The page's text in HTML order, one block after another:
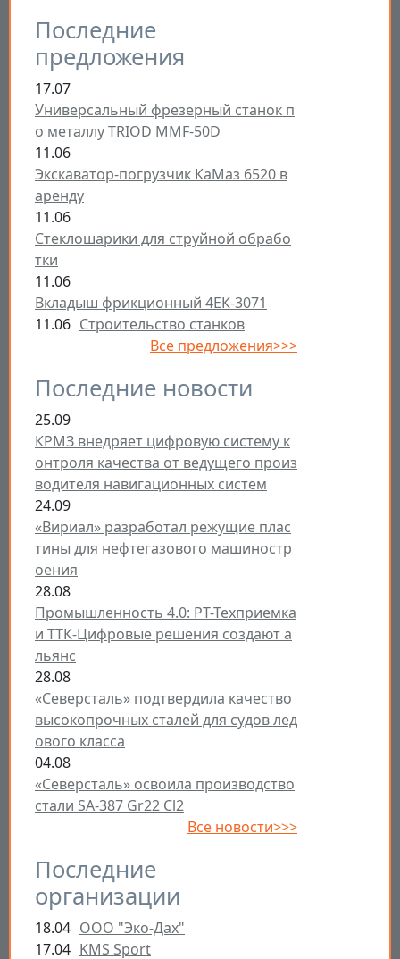
Последние
предложения
17.07
Универсальный фрезерный станок п
о металлу TRIOD MMF-50D
11.06
Экскаватор-погрузчик КаМаз 6520 в
аренду
11.06
Стеклошарики для струйной обрабо
тки
11.06
Вкладыш фрикционный 4ЕК-3071
11.06 Строительство станков
Все предложения>>>
Последние новости
25.09
КРМЗ внедряет цифровую систему к
онтроля качества от ведущего произ
водителя навигационных систем
24.09
«Вириал» разработал режущие плас
тины для нефтегазового машиностр
оения
28.08
Промышленность 4.0: РТ-Техприемка
и ТТК-Цифровые решения создают а
льянс
28.08
«Северсталь» подтвердила качество
высокопрочных сталей для судов лед
ового класса
04.08
«Северсталь» освоила производство
стали SA-387 Gr22 Cl2
Все новости>>>
Последние
организации
18.04 ООО "Эко-Дах"
17.04 KMS Sport